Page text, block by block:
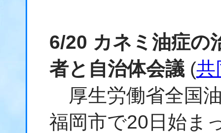
6/20 カネミ油症
者と自治体会議(共
厚生労働省全国
福岡市で20日始ま